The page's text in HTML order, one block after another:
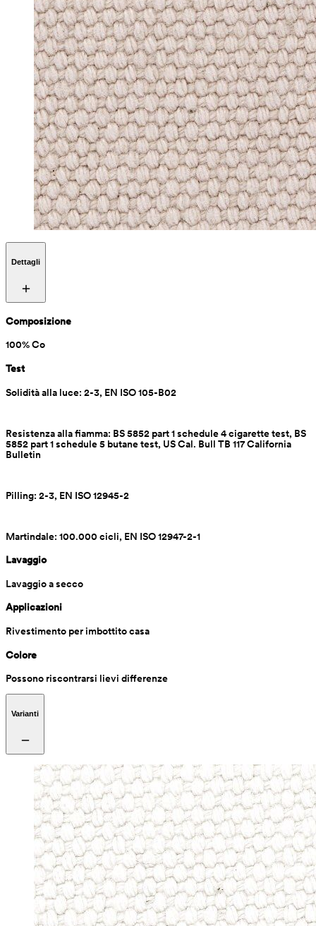
Dettagli
Composizione
100% Co
Test
Solidità alla luce: 2-3, EN ISO 105-B02
Resistenza alla fiamma: BS 5852 part 1 schedule 4 cigarette test, BS
5852 part 1 schedule 5 butane test, US Cal. Bull TB 117 California
Bulletin
Pilling: 2-3, EN ISO 12945-2
Martindale: 100.000 cicli, EN ISO 12947-2-1
Lavaggio
Lavaggio a secco
Applicazioni
Rivestimento per imbottito casa
Colore
Possono riscontrarsi lievi differenze
Varianti